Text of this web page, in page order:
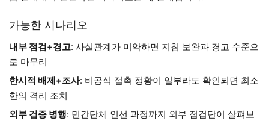
가능한 시나리오
내부 점검+경고: 사실관계가 미약하면 지침 보완과 경고 수준으
로 마무리
한시적 배제+조사: 비공식 접촉 정황이 일부라도 확인되면 최소
한의 격리 조치
외부 검증 병행: 민간단체 인선 과정까지 외부 점검단이 살펴보